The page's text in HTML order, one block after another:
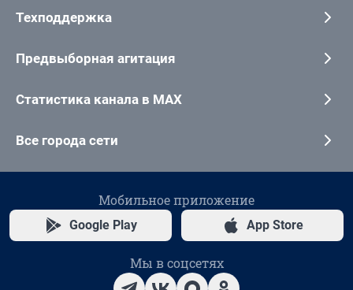
Техподдержка
Предвыборная агитация
Статистика канала в MAX
Все города сети
Мобильное приложение
Google Play App Store
Мы в соцсетях